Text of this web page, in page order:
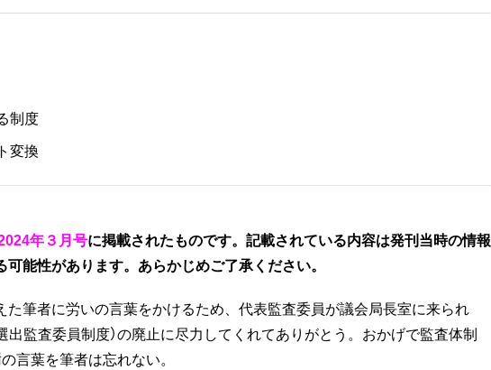
制度
変換
年３月号に掲載されたものです。記載されている内容は発刊当時の情報
能性があります。あらかじめご了承ください。
筆者に労いの言葉をかけるため、代表監査委員が議会局長室に来られ
出監査委員制度）の廃止に尽力してくれてありがとう。おかげで監査体制
言葉を筆者は忘れない。